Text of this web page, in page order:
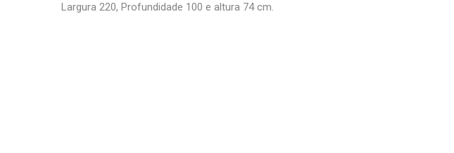
Largura 220, Profundidade 100 e altura 74 cm.